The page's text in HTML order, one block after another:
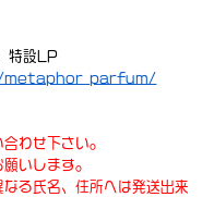
特設LP
わせ下さい。
いします。
る氏名、住所へは発送出来